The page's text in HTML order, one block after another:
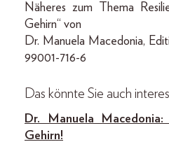
Näheres zum Thema
Gehirn“ von
Dr. Manuela Macedonia,
99001-716-6
Das könnte Sie auch
Dr. Manuela
Gehirn!